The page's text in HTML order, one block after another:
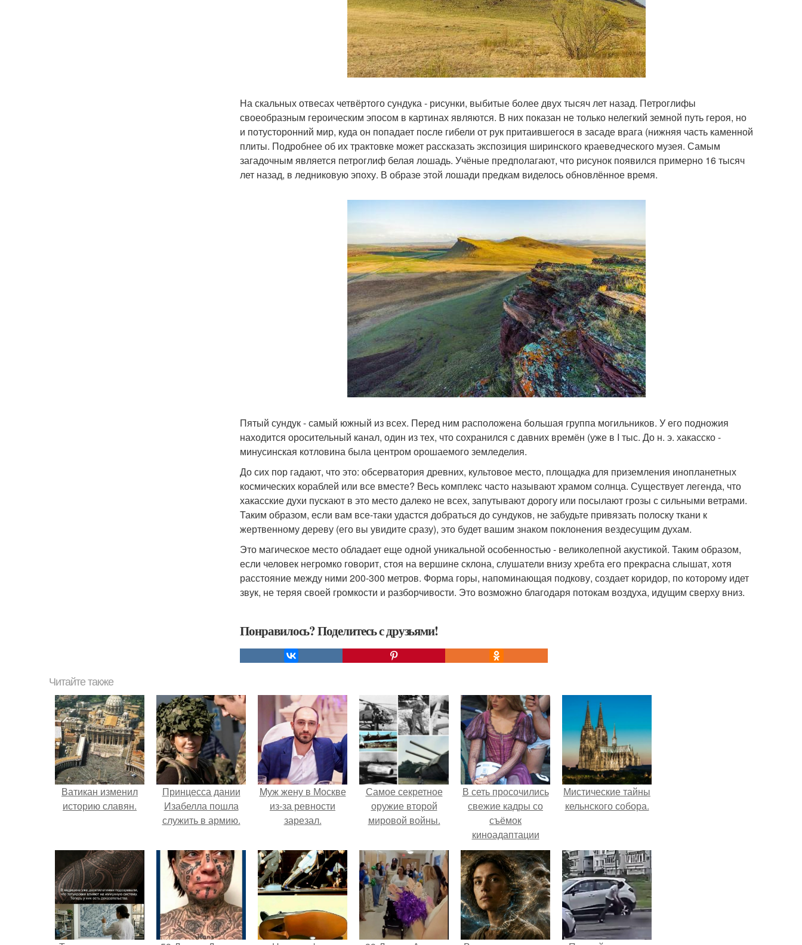
На скальных отвесах четвёртого сундука - рисунки, выбитые более двух тысяч лет назад. Петроглифы
своеобразным героическим эпосом в картинах являются. В них показан не только нелегкий земной путь героя, но
и потусторонний мир, куда он попадает после гибели от рук притаившегося в засаде врага (нижняя часть каменной
плиты. Подробнее об их трактовке может рассказать экспозиция ширинского краеведческого музея. Самым
загадочным является петроглиф белая лошадь. Учёные предполагают, что рисунок появился примерно 16 тысяч
лет назад, в ледниковую эпоху. В образе этой лошади предкам виделось обновлённое время.
Пятый сундук - самый южный из всех. Перед ним расположена большая группа могильников. У его подножия
находится оросительный канал, один из тех, что сохранился с давних времён (уже в I тыс. До н. э. хакасско -
минусинская котловина была центром орошаемого земледелия.
До сих пор гадают, что это: обсерватория древних, культовое место, площадка для приземления инопланетных
космических кораблей или все вместе? Весь комплекс часто называют храмом солнца. Существует легенда, что
хакасские духи пускают в это место далеко не всех, запутывают дорогу или посылают грозы с сильными ветрами.
Таким образом, если вам все-таки удастся добраться до сундуков, не забудьте привязать полоску ткани к
жертвенному дереву (его вы увидите сразу), это будет вашим знаком поклонения вездесущим духам.
Это магическое место обладает еще одной уникальной особенностью - великолепной акустикой. Таким образом,
если человек негромко говорит, стоя на вершине склона, слушатели внизу хребта его прекрасна слышат, хотя
расстояние между ними 200-300 метров. Форма горы, напоминающая подкову, создает коридор, по которому идет
звук, не теряя своей громкости и разборчивости. Это возможно благодаря потокам воздуха, идущим сверху вниз.
Понравилось? Поделитесь с друзьями!
Читайте также
Ватикан изменил
историю славян.
Принцесса дании
Изабелла пошла
служить в армию.
Mуж жену в Москве
из-за ревности
зарезал.
Самое секретное
оружие второй
мировой войны.
В сеть просочились
свежие кадры со
съёмок
киноадаптации
"Рапунцель", и всё
внимание
моментально
оказалось
приковано к Тиган
крофт.
Мистические тайны
кельнского собора.